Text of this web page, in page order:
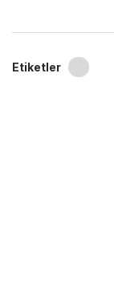
Etiketler